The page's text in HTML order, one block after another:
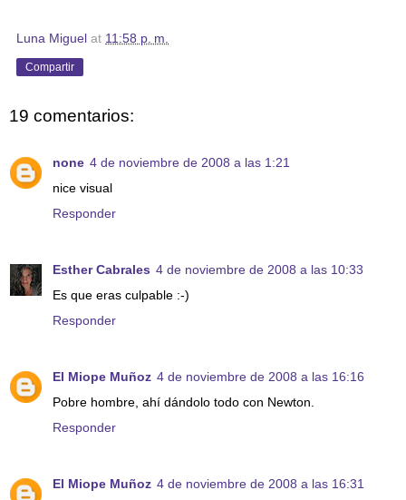
Luna Miguel at 11:58 p. m.
Compartir
19 comentarios:
none 4 de noviembre de 2008 a las 1:21
nice visual
Responder
Esther Cabrales 4 de noviembre de 2008 a las 10:33
Es que eras culpable :-)
Responder
El Miope Muñoz 4 de noviembre de 2008 a las 16:16
Pobre hombre, ahí dándolo todo con Newton.
Responder
El Miope Muñoz 4 de noviembre de 2008 a las 16:31